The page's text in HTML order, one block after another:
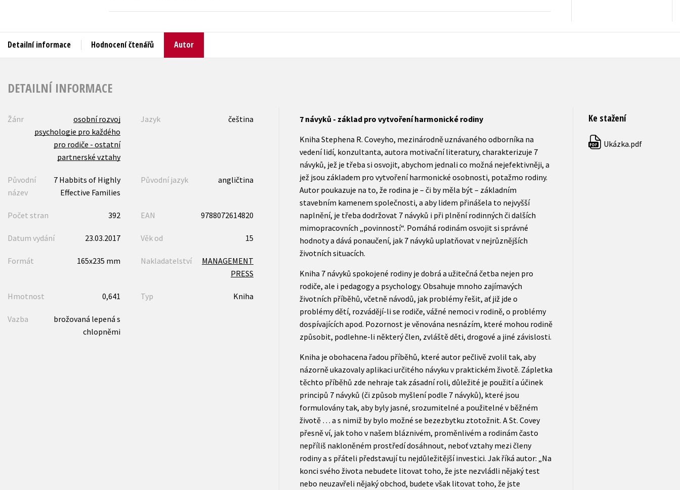
Všechny tituly
Detailní informace Hodnocení čtenářů Autor
DETAILNÍ INFORMACE
Žánr
osobní rozvoj
psychologie pro každého
pro rodiče - ostatní
partnerské vztahy
Jazyk čeština
Původní
název
7 Habbits of Highly
Effective Families
Původní jazyk angličtina
Počet stran 392 EAN 9788072614820
Datum vydání 23.03.2017 Věk od 15
Formát 165x235 mm Nakladatelství
MANAGEMENT
PRESS
Hmotnost 0,641 Typ Kniha
Vazba
brožovaná lepená s
chlopněmi
7 návyků - základ pro vytvoření harmonické rodiny
Kniha Stephena R. Coveyho, mezinárodně uznávaného odborníka na
vedení lidí, konzultanta, autora motivační literatury, charakterizuje 7
návyků, jež je třeba si osvojit, abychom jednali co možná nejefektivněji, a
jež jsou základem pro vytvoření harmonické osobnosti, potažmo rodiny.
Autor poukazuje na to, že rodina je – či by měla být – základním
stavebním kamenem společnosti, a aby lidem přinášela to nejvyšší
naplnění, je třeba dodržovat 7 návyků i při plnění rodinných či dalších
mimopracovních „povinností“. Pomáhá rodinám osvojit si správné
hodnoty a dává ponaučení, jak 7 návyků uplatňovat v nejrůznějších
životních situacích.
Kniha 7 návyků spokojené rodiny je dobrá a užitečná četba nejen pro
rodiče, ale i pedagogy a psychology. Obsahuje mnoho zajímavých
životních příběhů, včetně návodů, jak problémy řešit, ať již jde o
problémy dětí, rozvádějí-li se rodiče, vážné nemoci v rodině, o problémy
dospívajících apod. Pozornost je věnována nesnázím, které mohou rodině
způsobit, podlehne-li některý člen, zvláště děti, drogové a jiné závislosti.
Kniha je obohacena řadou příběhů, které autor pečlivě zvolil tak, aby
názorně ukazovaly aplikaci určitého návyku v praktickém životě. Zápletka
těchto příběhů zde nehraje tak zásadní roli, důležité je použití a účinek
principů 7 návyků (či způsob myšlení podle 7 návyků), které jsou
formulovány tak, aby byly jasné, srozumitelné a použitelné v běžném
životě … a s nimiž by bylo možné se bezezbytku ztotožnit. A St. Covey
přesně ví, jak toho v našem bláznivém, proměnlivém a rodinám často
nepříliš nakloněném prostředí dosáhnout, neboť vztahy mezi členy
rodiny a s přáteli představují tu nejdůležitější investici. Jak říká autor: „Na
konci svého života nebudete litovat toho, že jste nezvládli nějaký test
nebo neuzavřeli nějaký obchod, budete však litovat toho, že jste
Ke stažení
PDF Ukázka.pdf